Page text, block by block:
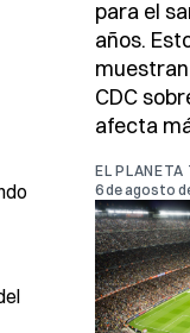
para el
años.
CDC
afecta
EL PLANETA
6 de agosto